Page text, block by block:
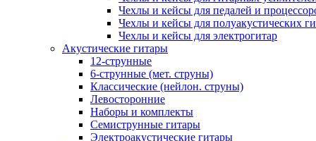
Чехлы и кейсы для педалей и
Чехлы и кейсы для полуакустических
Чехлы и кейсы для электрогитар
Акустические гитары
12-струнные
6-струнные (мет. струны)
Классические (нейлон. струны)
Левосторонние
Наборы и комплекты
Семиструнные гитары
Электроакустические гитары